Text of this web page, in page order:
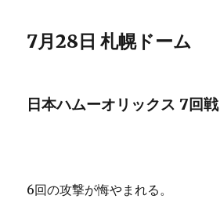
7月28日 札幌ドーム
日本ハムーオリックス 7回戦
6回の攻撃が悔やまれる。